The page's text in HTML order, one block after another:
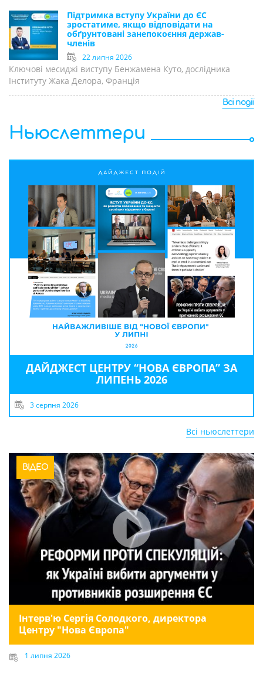
Підтримка вступу України до ЄС
зростатиме, якщо відповідати на
обґрунтовані занепокоєння держав-
членів
22 липня 2026
Ключові месиджі виступу Бенжамена Куто, дослідника
Інституту Жака Делора, Франція
Всі події
Ньюслеттери
ДАЙДЖЕСТ ЦЕНТРУ “НОВА ЄВРОПА” ЗА
ЛИПЕНЬ 2026
3 серпня 2026
Всі ньюслеттери
ВІДЕО
Інтерв'ю Сергія Солодкого, директора
Центру "Нова Європа"
1 липня 2026